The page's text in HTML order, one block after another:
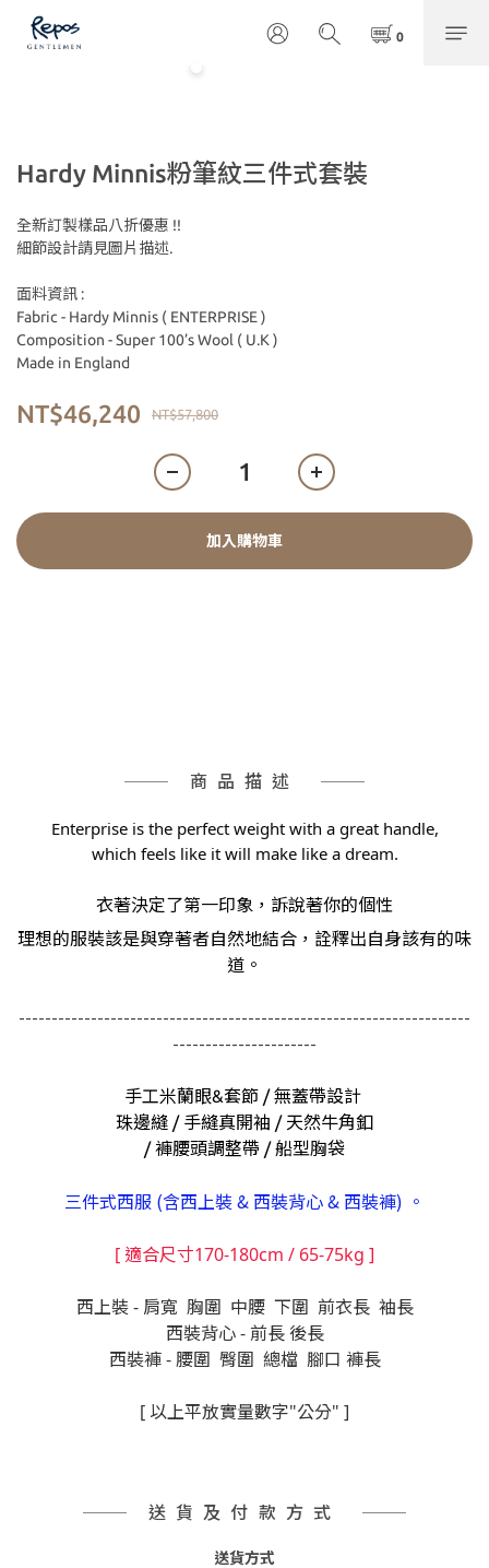
Hardy Minnis粉筆紋三件式套裝
全新訂製樣品八折優惠 !!
細節設計請見圖片描述.
面料資訊 :
Fabric - Hardy Minnis ( ENTERPRISE )
Composition - Super 100’s Wool ( U.K )
Made in England
NT$57,800
NT$46,240
加入購物車
商品描述
Enterprise is the perfect weight with a great handle,
which feels like it will make like a dream.
衣著決定了第一印象，訴說著你的個性
理想的服裝該是與穿著者自然地結合，詮釋出自身該有的味
道。
---------------------------------------------------------------------
----------------------
手工米蘭眼&套節 / 無蓋帶設計
珠邊縫 / 手縫真開袖 / 天然牛角釦
/ 褲腰頭調整帶 / 船型胸袋
三件式西服 (含西上裝 & 西裝背心 & 西裝褲) 。
[ 適合尺寸170-180cm / 65-75kg ]
西上裝 - 肩寬 胸圍 中腰 下圍 前衣長 袖長
西裝背心 - 前長 後長
西裝褲 - 腰圍 臀圍 總檔 腳口 褲長
[ 以上平放實量數字"公分" ]
送貨及付款方式
送貨方式